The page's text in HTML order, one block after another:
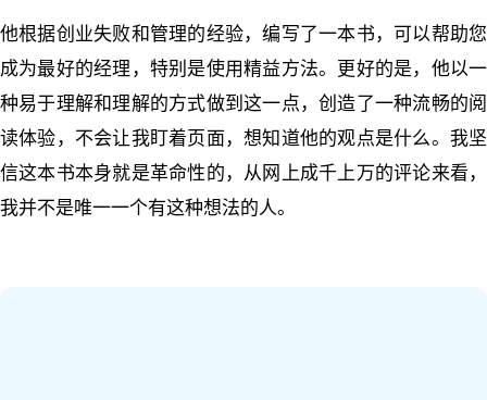
他根据创业失败和管理的经验，编写了一本书，可以帮助您
成为最好的经理，特别是使用精益方法。更好的是，他以一
种易于理解和理解的方式做到这一点，创造了一种流畅的阅
读体验，不会让我盯着页面，想知道他的观点是什么。我坚
信这本书本身就是革命性的，从网上成千上万的评论来看，
我并不是唯一一个有这种想法的人。